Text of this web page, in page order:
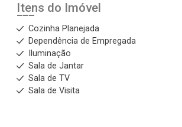
Itens do Imóvel
Cozinha Planejada
Dependência de Empregada
Iluminação
Sala de Jantar
Sala de TV
Sala de Visita